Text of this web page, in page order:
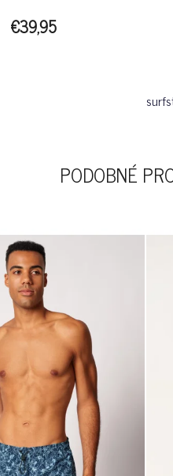
€39,95
PODOBNÉ